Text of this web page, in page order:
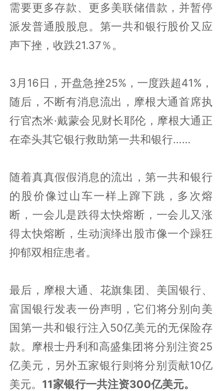
需要更多存款、更多美联储借款，并暂停
派发普通股股息。第一共和银行股价又应
声下挫，收跌21.37％。
3月16日，开盘急挫25%，一度跌超41%，
随后，不断有消息流出，摩根大通首席执
行官杰米·戴蒙会见财长耶伦，摩根大通正
在牵头其它银行救助第一共和银行……
随着真真假假消息的流出，第一共和银行
的股价像过山车一样上蹿下跳，多次熔
断，一会儿是跌得太快熔断，一会儿又涨
得太快熔断，生动演绎出股市像一个躁狂
抑郁双相症患者。
最后，摩根大通、花旗集团、美国银行、
富国银行发表一份声明，它们将分别向美
国第一共和银行注入50亿美元的无保险存
款。摩根士丹利和高盛集团将分别注资25
亿美元，另外五家银行则将分别贡献10亿
美元。 11家银行一共注资300亿美元。